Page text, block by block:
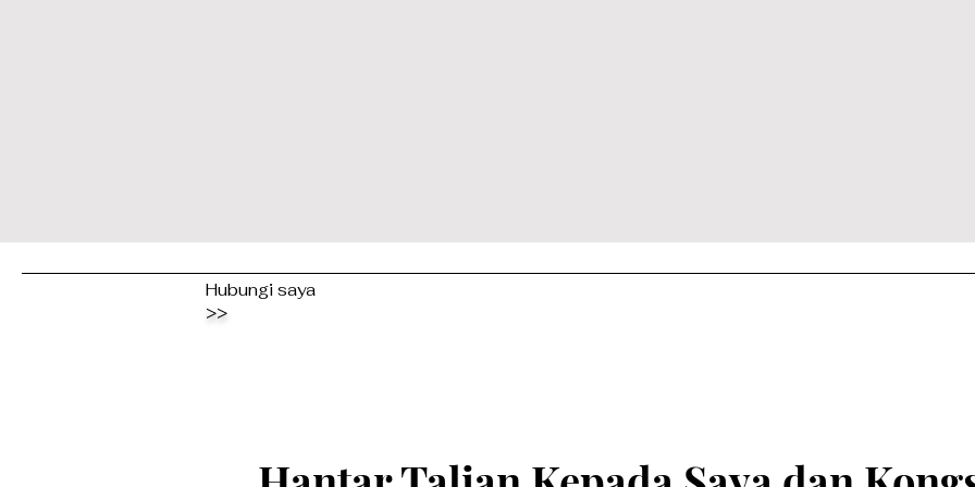
Hubungi saya
>>